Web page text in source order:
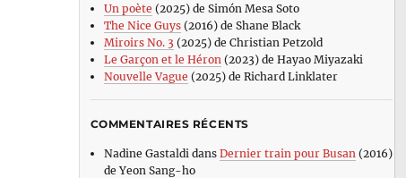
Un poète (2025) de Simón Mesa Soto
The Nice Guys(2016) de Shane Black
Miroirs No. 3 (2025) de Christian Petzold
Le Garçon et le Héron(2023) de Hayao Miyazaki
Nouvelle Vague (2025) de Richard Linklater
COMMENTAIRES RÉCENTS
Nadine Gastaldi dans Dernier train pour Busan (2016)
de Yeon Sang-ho